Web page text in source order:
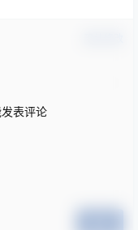
表评论